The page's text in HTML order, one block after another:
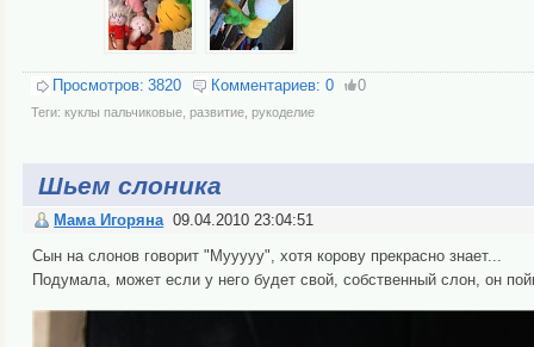
Просмотров: 3820 Комментариев: 0 0
Теги: куклы пальчиковые, развитие, рукоделие
Шьем слоника
Мама Игоряна 09.04.2010 23:04:51
Сын на слонов говорит "Мууууу", хотя корову прекрасно знает...
Подумала, может если у него будет свой, собственный слон, он